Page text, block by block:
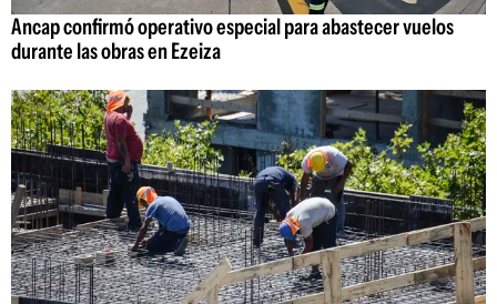
Ancap confirmó operativo especial para abastecer vuelos
durante las obras en Ezeiza